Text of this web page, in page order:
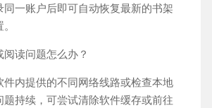
同一账户后即可自动恢复最新的书架
读问题怎么办？
件内提供的不同网络线路或检查本地
题持续，可尝试清除软件缓存或前往